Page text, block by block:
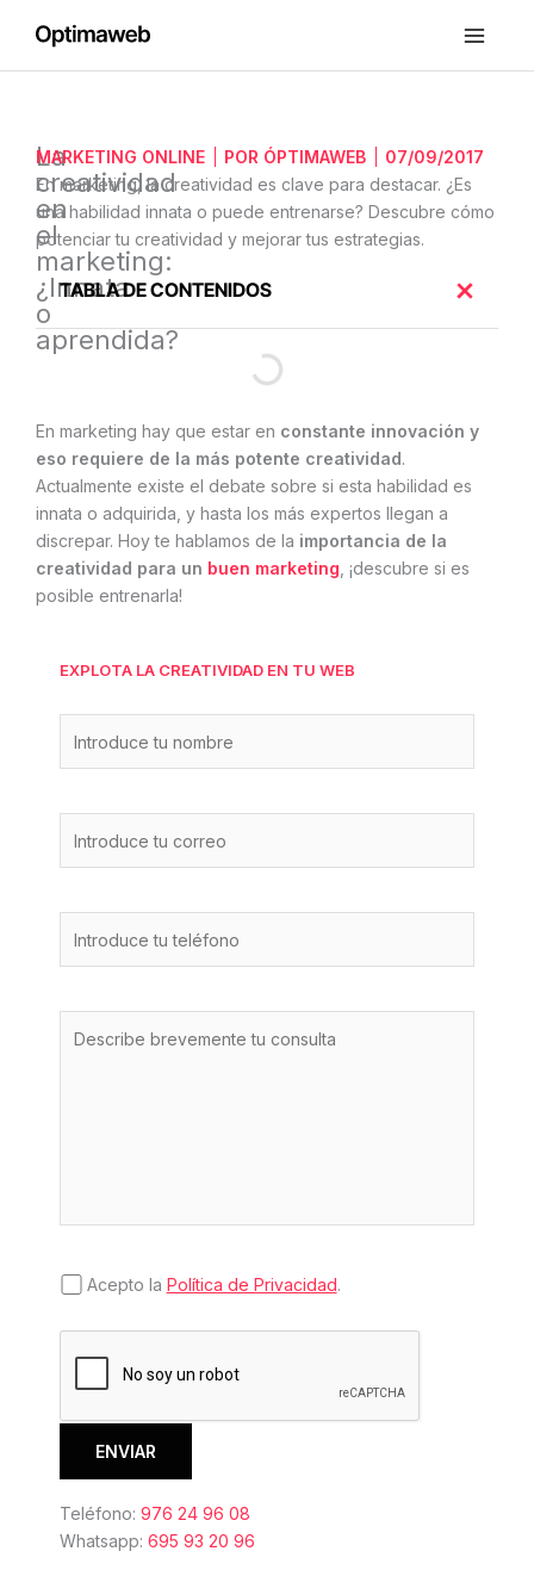
contenido
La
creatividad
en
el
marketing:
¿Innata
o
aprendida?
MARKETING ONLINE POR ÓPTIMAWEB
07/09/2017
En marketing, la creatividad es clave para destacar. ¿Es
una habilidad innata o puede entrenarse? Descubre cómo
potenciar tu creatividad y mejorar tus estrategias.
TABLA DE CONTENIDOS
En marketing hay que estar en constante innovación y
eso requiere de la más potente creatividad.
Actualmente existe el debate sobre si esta habilidad es
innata o adquirida, y hasta los más expertos llegan a
discrepar. Hoy te hablamos de la importancia de la
creatividad para un buen marketing , ¡descubre si es
posible entrenarla!
EXPLOTA LA CREATIVIDAD EN TU WEB
Acepto la Política de Privacidad.
Teléfono: 976 24 96 08
Whatsapp: 695 93 20 96